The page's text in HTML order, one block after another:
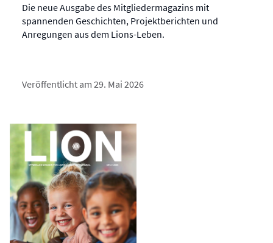
Die neue Ausgabe des Mitgliedermagazins mit
spannenden Geschichten, Projektberichten und
Anregungen aus dem Lions-Leben.
Veröffentlicht am 29. Mai 2026